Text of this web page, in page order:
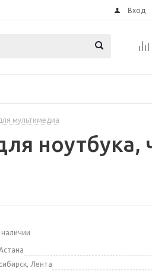
Вход
мультимедиа
ноутбука,
наличии
Лента